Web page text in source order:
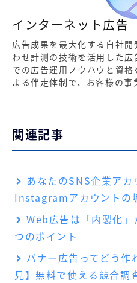
関連記事
あなたのSNS企業アカ
Instagramアカウントの
Web広告は「内製化
つのポイント
バナー広告ってどう作
見】無料で使える競合調
インターネット広告
広告成果を最大化する自社
わせ計測の技術を活用した
での広告運用ノウハウと資
よる伴走体制で、お客様の事